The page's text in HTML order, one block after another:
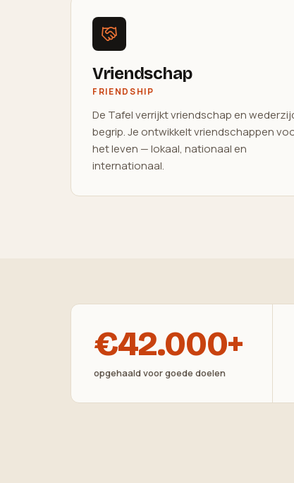
Vriendschap
FRIENDSHIP
De Tafel verrijkt vriendschap en
begrip. Je ontwikkelt vriendschappen
het leven — lokaal, nationaal en
internationaal.
€42.000+
opgehaald voor goede doelen